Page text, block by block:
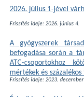
2026. július 1-jével
Frissítés ideje: 2026. június 4.
A gyógyszerek
befogadása során a
ATC-csoportokhoz
mértékek és
Frissítés ideje: 2023. december